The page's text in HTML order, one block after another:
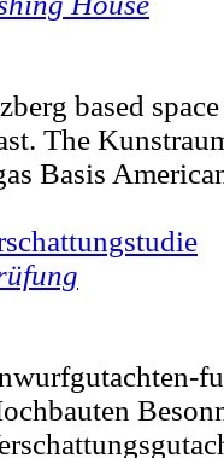
based
The
Basis